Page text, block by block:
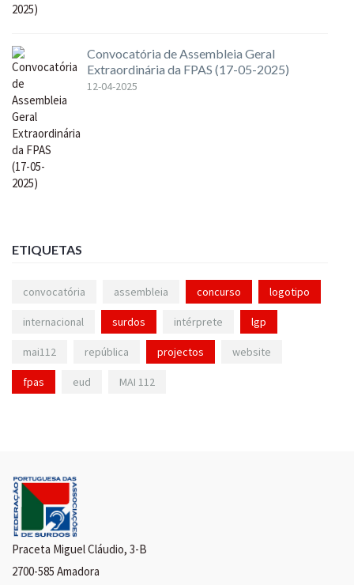
Convocatória de Assembleia Geral
Extraordinária da FPAS (17-05-2025)
12-04-2025
ETIQUETAS
convocatória assembleia concurso logotipo
internacional surdos intérprete lgp
mai112 república projectos website
fpas eud MAI 112
Praceta Miguel Cláudio, 3-B
2700-585 Amadora